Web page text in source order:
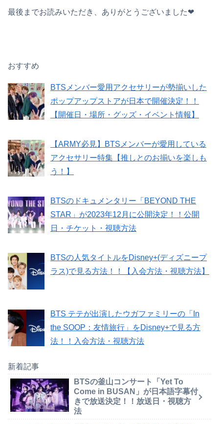
最後までお読みいただき、ありがとうございました❤︎
おすすめ
BTSメンバー愛用アクセサリーが勢揃いした
ポップアップストアが日本で開催決定！！
【開催日・場所・グッズ・イベント情報】
【ARMY必見】BTSメンバーが愛用している
アクセサリー特集【推しとのお揃いを楽しも
う！】
BTSのドキュメンタリー「BEYOND THE
STAR」が2023年12月に公開決定！！公開
日・チケット・視聴方法
BTSの人気タイトルをDisney+(ディズニープ
ラス)で見る方法！！【入会方法・視聴方法】
BTS テテが出演したウガファミリーの「In
the SOOP：友情旅行」をDisney+で見る方
法！！入会方法・視聴方法
新着記事
BTSの釜山コンサート「Yet To
Come in BUSAN」が日本語字幕付
きで放送決定！！放送日・視聴方
法